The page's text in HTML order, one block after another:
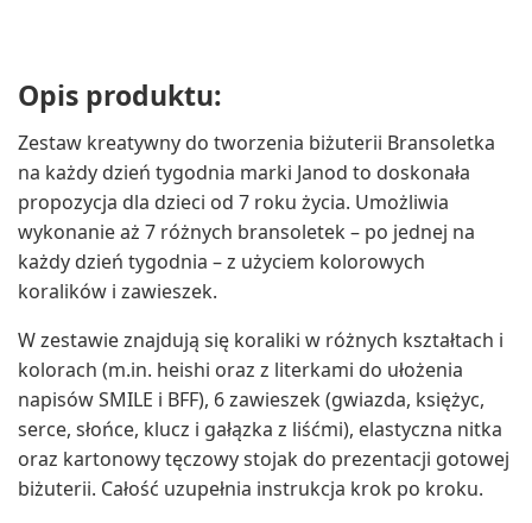
Opis produktu:
Zestaw kreatywny do tworzenia biżuterii Bransoletka
na każdy dzień tygodnia marki Janod to doskonała
propozycja dla dzieci od 7 roku życia. Umożliwia
wykonanie aż 7 różnych bransoletek – po jednej na
każdy dzień tygodnia – z użyciem kolorowych
koralików i zawieszek.
W zestawie znajdują się koraliki w różnych kształtach i
kolorach (m.in. heishi oraz z literkami do ułożenia
napisów SMILE i BFF), 6 zawieszek (gwiazda, księżyc,
serce, słońce, klucz i gałązka z liśćmi), elastyczna nitka
oraz kartonowy tęczowy stojak do prezentacji gotowej
biżuterii. Całość uzupełnia instrukcja krok po kroku.